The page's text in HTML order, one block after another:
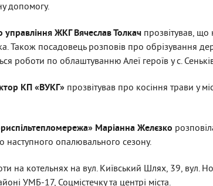
допомогу.
управління ЖКГ Вячеслав Толкач прозвітував,
Також посадовець розповів про обрізування
роботи по облаштуванню Алеї героїв у с.
КП «ВУКГ» прозвітував про косіння трави у
Маріанна Желєзко
наступного опалювального сезону.
на котельнях на вул. Київський Шлях, 39, вул.
УМБ-17, Соцмістечку та центрі міста.